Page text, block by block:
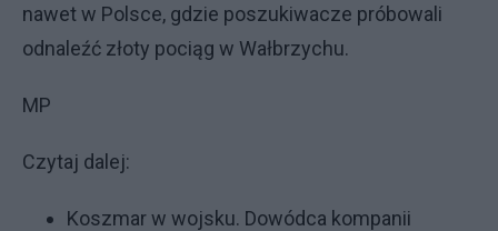
nawet w Polsce, gdzie poszukiwacze próbowali
odnaleźć złoty pociąg w Wałbrzychu.
MP
Czytaj dalej:
Koszmar w wojsku. Dowódca kompanii